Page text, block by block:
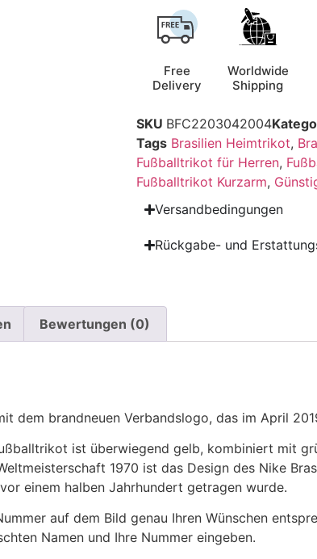
Free
Delivery
Worldwide
Shipping
SKU BFC2203042004
Tags Brasilien Heimtrikot,
Fußballtrikot für Herren,
Fußballtrikot Kurzarm,
Versandbedingungen
Rückgabe- und
Bewertungen (0)
dem brandneuen Verbandslogo, das im April
ist überwiegend gelb, kombiniert mit
1970 ist das Design des Nike
einem halben Jahrhundert getragen wurde.
auf dem Bild genau Ihren Wünschen
Namen und Ihre Nummer eingeben.